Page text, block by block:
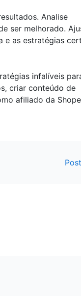
Analise
ser melhorado.
e as estratégias
infalíveis
criar conteúdo de
afiliado da